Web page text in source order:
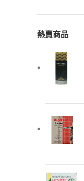
價
價
熱賣商品